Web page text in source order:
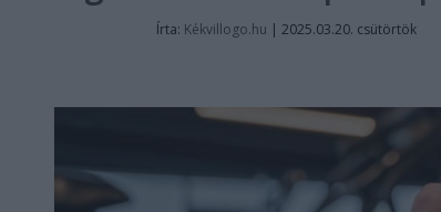
Írta: Kékvillogo.hu | 2025.03.20. csütörtök